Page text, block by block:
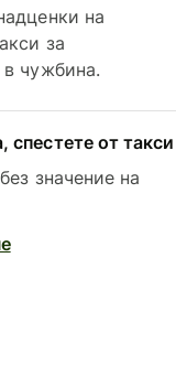
на
за
в чужбина.
от такси
значение на